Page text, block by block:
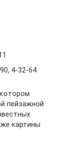
4-32-64
пейзажной
картины